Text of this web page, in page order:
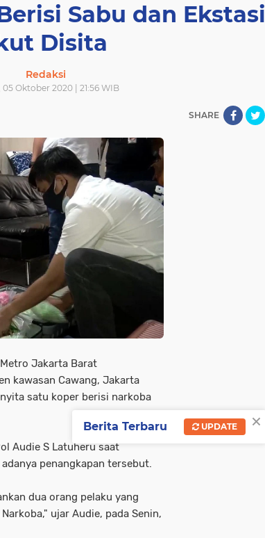
Sabu dan Ekstasi
Disita
Redaksi
05 Oktober 2020 | 21:56 WIB
SHARE
Jakarta Barat
kawasan Cawang, Jakarta
satu koper berisi narkoba
Audie S Latuheru saat
penangkapan tersebut.
dua orang pelaku yang
ujar Audie, pada Senin,
×
Berita Terbaru UPDATE